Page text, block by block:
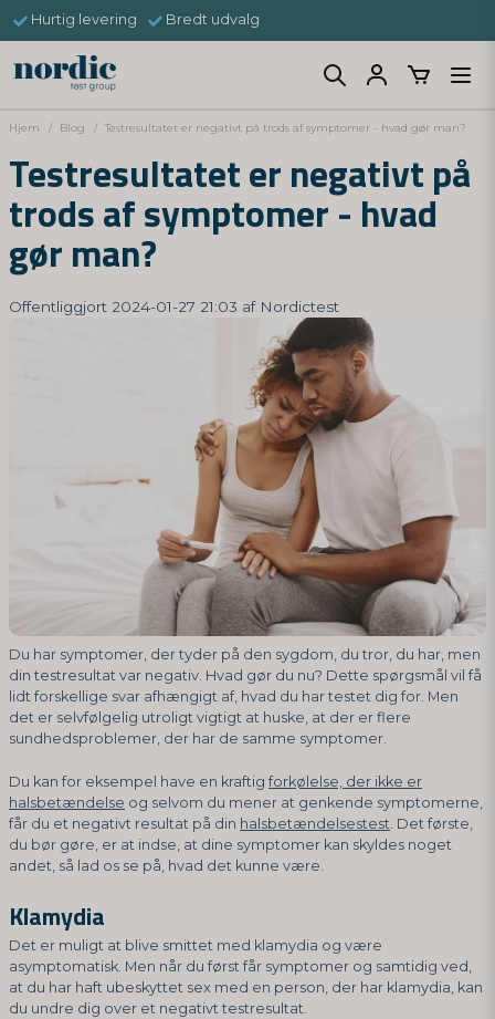
Hurtig levering Bredt udvalg
Hjem Blog Testresultatet er negativt på trods af symptomer - hvad gør man?
Testresultatet er negativt på
trods af symptomer - hvad
gør man?
Offentliggjort 2024-01-27 21:03 af Nordictest
Du har symptomer, der tyder på den sygdom, du tror, du har, men
din testresultat var negativ. Hvad gør du nu? Dette spørgsmål vil få
lidt forskellige svar afhængigt af, hvad du har testet dig for. Men
det er selvfølgelig utroligt vigtigt at huske, at der er flere
sundhedsproblemer, der har de samme symptomer.
Du kan for eksempel have en kraftig forkølelse, der ikke er
halsbetændelse og selvom du mener at genkende symptomerne,
får du et negativt resultat på din halsbetændelsestest. Det første,
du bør gøre, er at indse, at dine symptomer kan skyldes noget
andet, så lad os se på, hvad det kunne være.
Klamydia
Det er muligt at blive smittet med klamydia og være
asymptomatisk. Men når du først får symptomer og samtidig ved,
at du har haft ubeskyttet sex med en person, der har klamydia, kan
du undre dig over et negativt testresultat.